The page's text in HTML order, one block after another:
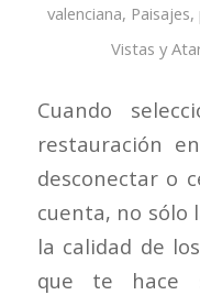
valenciana, Paisajes,
Vistas y
Cuando
restauración
desconectar o
cuenta, no sólo
la calidad de
que te hace